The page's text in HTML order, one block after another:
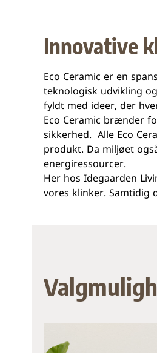
Innovative
Eco Ceramic er en
teknologisk udvikling
fyldt med ideer, der
Eco Ceramic brænder
sikkerhed. Alle Eco
produkt. Da miljøet
energiressourcer.
Her hos Idegaarden
vores klinker. Samtidig